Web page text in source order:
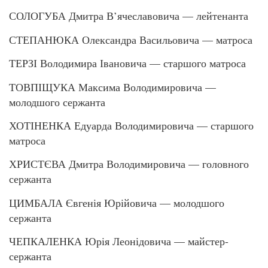
СОЛОГУБА Дмитра В’ячеславовича — лейтенанта
СТЕПАНЮКА Олександра Васильовича — матроса
ТЕРЗІ Володимира Івановича — старшого матроса
ТОВПІЩУКА Максима Володимировича —
молодшого сержанта
ХОТІНЕНКА Едуарда Володимировича — старшого
матроса
ХРИСТЄВА Дмитра Володимировича — головного
сержанта
ЦИМБАЛА Євгенія Юрійовича — молодшого
сержанта
ЧЕПКАЛЕНКА Юрія Леонідовича — майстер-
сержанта